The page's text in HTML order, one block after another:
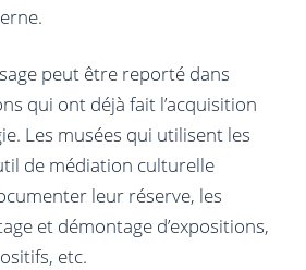
peut être reporté dans
qui ont déjà fait l’acquisition
Les musées qui utilisent les
de médiation culturelle
leur réserve, les
et démontage d’expositions,
etc.